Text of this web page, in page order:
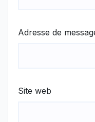
Adresse de
Site web